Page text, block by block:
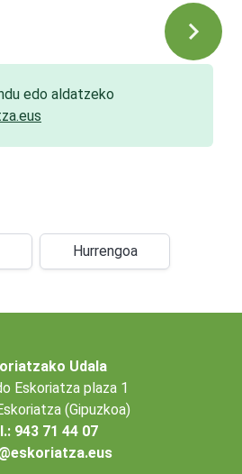
edo aldatzeko
Hurrengoa
Udala
Eskoriatza plaza 1
(Gipuzkoa)
943 71 44 07